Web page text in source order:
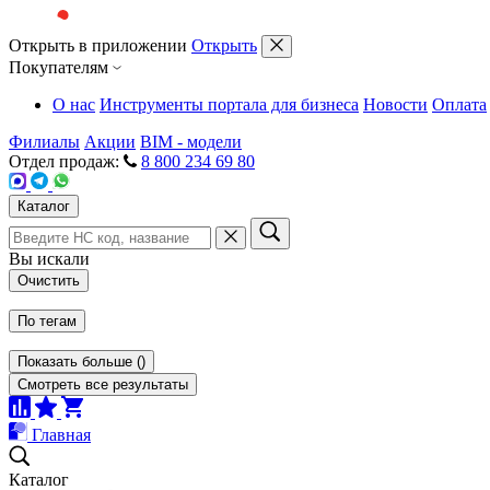
Открыть в приложении Открыть
Покупателям
О нас Инструменты портала для бизнеса Новости Оплата
Филиалы Акции BIM - модели
Отдел продаж:
8 800 234 69 80
Каталог
Вы искали
Очистить
По тегам
Показать больше ()
Смотреть все результаты
Главная
Каталог